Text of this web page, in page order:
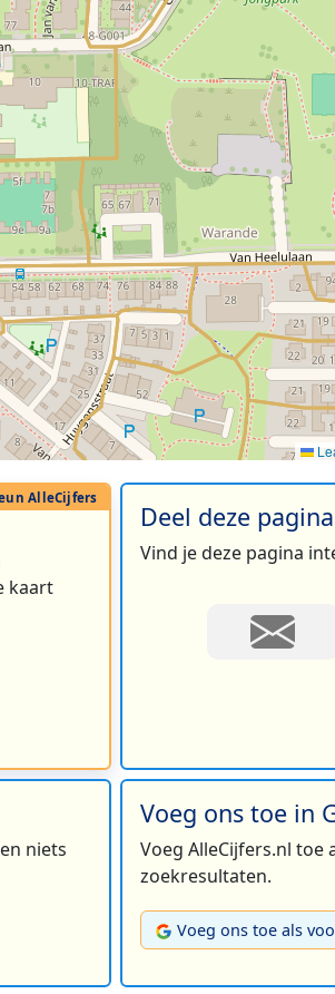
kaart
Deel deze pagina
Vind je deze pagina
niets
Voeg ons toe in
Voeg AlleCijfers.nl
zoekresultaten.
Voeg ons toe als